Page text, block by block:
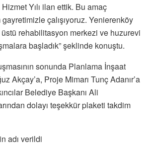
Hizmet Yılı ilan ettik. Bu amaç
çalışıyoruz. Yenierenköy
rehabilitasyon merkezi ve huzurevi
başladık” şeklinde konuştu.
sonunda Planlama İnşaat
Akçay’a, Proje Mimarı Tunç Adanır’a
Belediye Başkanı Ali
dolayı teşekkür plaketi takdim
adı verildi